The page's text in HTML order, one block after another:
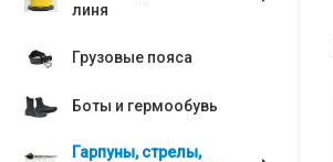
линя
Грузовые пояса
Боты и гермообувь
Гарпуны, стрелы,